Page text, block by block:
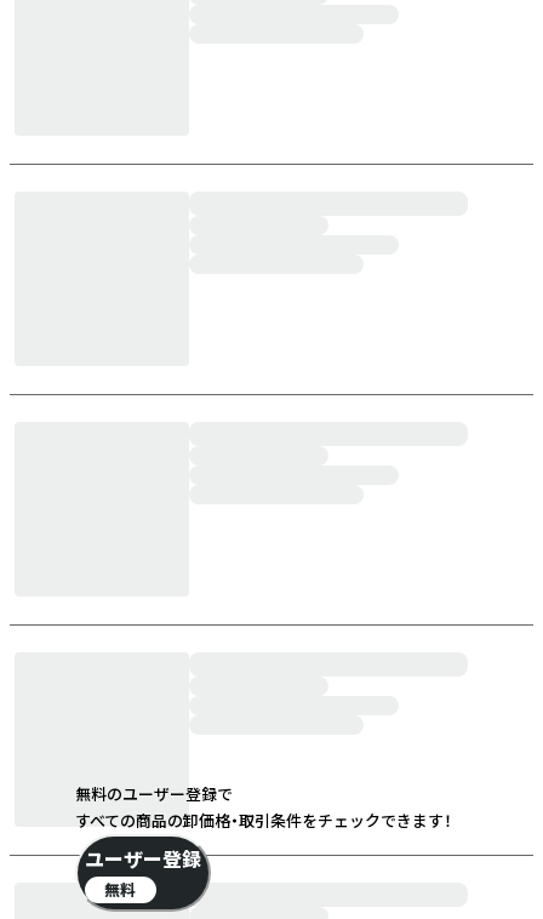
無料のユーザー登録で
すべての商品の卸価格・取引条件をチェックできます！
ユーザー登録
無料